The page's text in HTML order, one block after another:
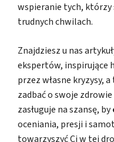
wspieranie tych, którzy
trudnych chwilach.
Znajdziesz u nas
ekspertów, inspirujące
przez własne kryzysy,
zadbać o swoje
zasługuje na szansę, by
oceniania, presji i
towarzyszyć Ci w tej